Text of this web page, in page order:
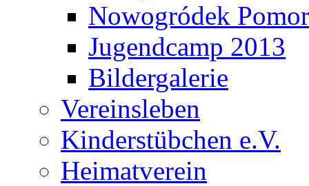
Nowogródek
Jugendcamp 2013
Bildergalerie
Vereinsleben
Kinderstübchen e.V.
Heimatverein